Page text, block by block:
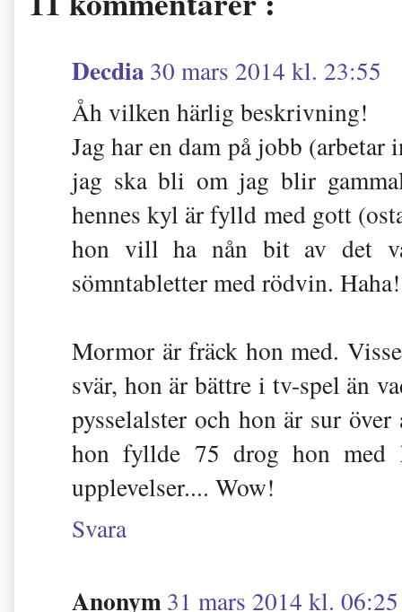
Decdia30 mars 2014 kl. 23:55
Åh vilken härlig beskrivning!
Jag har en dam på jobb (arbetar
jag ska bli om jag blir
hennes kyl är fylld med gott
hon vill ha nån bit av det
sömntabletter med rödvin.
Mormor är fräck hon med.
svär, hon är bättre i tv-spel än
pysselalster och hon är sur
hon fyllde 75 drog hon med
upplevelser.... Wow!
Svara
Anonym31 mars 2014 kl. 06:25